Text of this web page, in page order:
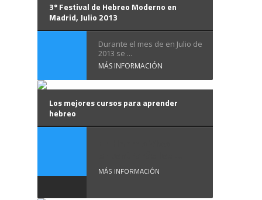
3º Festival de Hebreo Moderno en
Madrid, Julio 2013
Durante el mes de en Julio de
2013 se ...
MÁS INFORMACIÓN
Los mejores cursos para aprender
hebreo
MÁS INFORMACIÓN